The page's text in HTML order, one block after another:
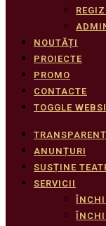
NOUTĂȚI
PROIECTE
PROMO
CONTACTE
TOGGLE
ANUNȚURI
SUSȚINE
SERVICII